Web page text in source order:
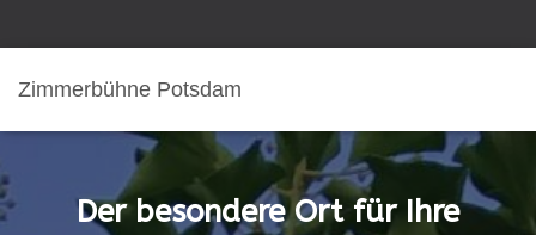
Zimmerbühne Potsdam
Der besondere Ort für Ihre